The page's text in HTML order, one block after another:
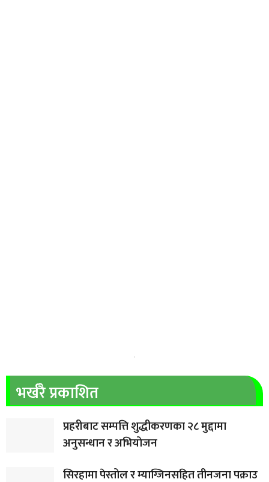
भर्खरै प्रकाशित
प्रहरीबाट सम्पत्ति शुद्धीकरणका २८ मुद्दामा
अनुसन्धान र अभियोजन
सिरहामा पेस्तोल र म्याग्जिनसहित तीनजना पक्राउ